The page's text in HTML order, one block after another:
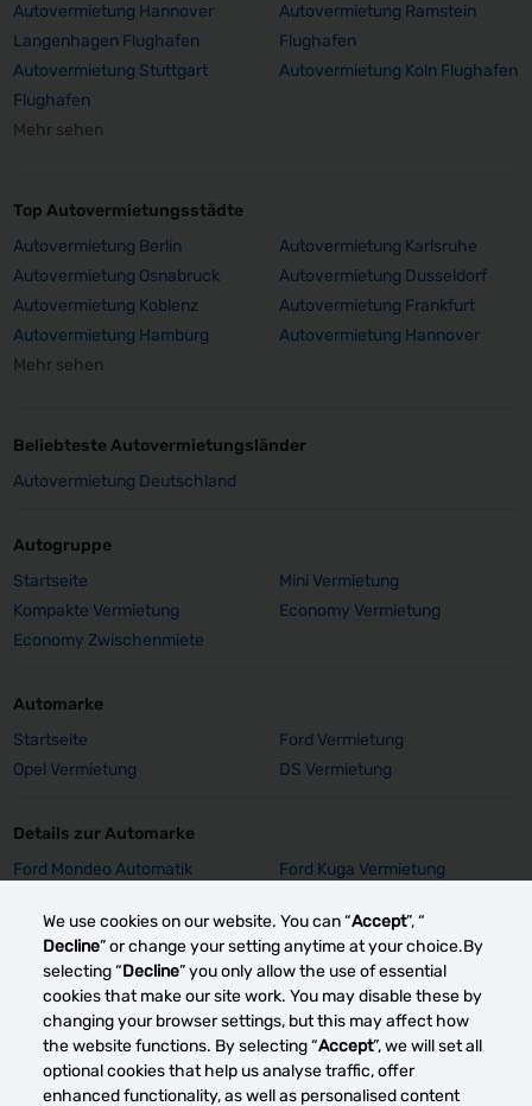
We use cookies on our website. You can “Accept”, “
Decline” or change your setting anytime at your choice.By
selecting “Decline” you only allow the use of essential
cookies that make our site work. You may disable these by
changing your browser settings, but this may affect how
the website functions. By selecting “Accept”, we will set all
optional cookies that help us analyse traffic, offer
enhanced functionality, as well as personalised content
Autovermietung Hannover
Langenhagen Flughafen
Autovermietung Ramstein
Flughafen
Autovermietung Stuttgart
Flughafen
Autovermietung Koln Flughafen
Mehr sehen
Top Autovermietungsstädte
Autovermietung Berlin
Autovermietung Karlsruhe
Autovermietung Osnabruck
Autovermietung Dusseldorf
Autovermietung Koblenz
Autovermietung Frankfurt
Autovermietung Hamburg
Autovermietung Hannover
Mehr sehen
Beliebteste Autovermietungsländer
Autovermietung Deutschland
Autogruppe
Startseite
Mini Vermietung
Kompakte Vermietung
Economy Vermietung
Economy Zwischenmiete
Automarke
Startseite
Ford Vermietung
Opel Vermietung
DS Vermietung
Details zur Automarke
Ford Mondeo Automatik
Ford Kuga Vermietung
Ford Focus SW Vermietung
Ford Focus GPS Vermietung
Ford Focus Aut. Vermietung
Ford Fiesta Vermietung
Opel Insignia Vermietung
Opel Corsa E Vermietung
Mehr sehen
Andere Autovermietung smärkte